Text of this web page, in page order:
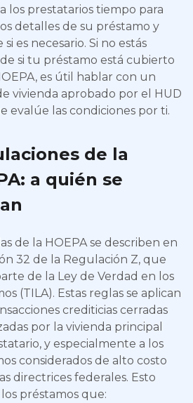
los prestatarios tiempo para
detalles de su préstamo y
si es necesario. Si no estás
si tu préstamo está cubierto
es útil hablar con un
vivienda aprobado por el HUD
evalúe las condiciones por ti.
de la
a quién se
de la HOEPA se describen en
32 de la Regulación Z, que
de la Ley de Verdad en los
(TILA). Estas reglas se aplican
crediticias cerradas
por la vivienda principal
y especialmente a los
considerados de alto costo
directrices federales. Esto
préstamos que: